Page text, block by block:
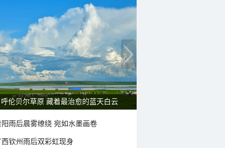
呼伦贝尔草原 藏着最治愈的蓝天白云
阳雨后晨雾缭绕 宛如水墨画卷
西钦州雨后双彩虹现身